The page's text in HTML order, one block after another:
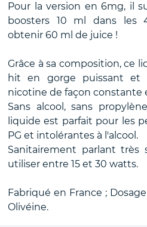
Pour la version en 6mg, il
boosters 10 ml dans les
obtenir 60 ml de juice !
Grâce à sa composition, ce
hit en gorge puissant et
nicotine de façon constante
Sans alcool, sans
liquide est parfait pour les
PG et intolérantes à l'alcool.
Sanitairement parlant très
utiliser entre 15 et 30 watts.
Fabriqué en France ;
Olivéine.